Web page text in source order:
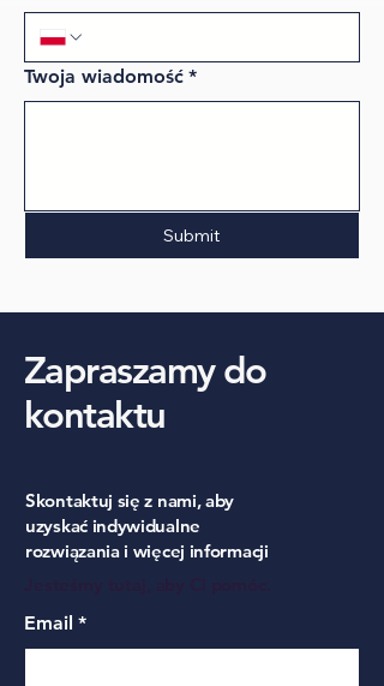
Twoja wiadomość *
Submit
Zapraszamy do
kontaktu
Skontaktuj się z nami, aby
uzyskać indywidualne
rozwiązania i więcej informacji
Email *